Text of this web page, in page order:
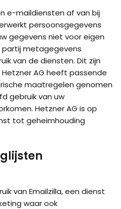
e-maildiensten af van bij
persoonsgegevens
gegevens niet voor eigen
partij metagegevens
van de diensten. Dit zijn
AG heeft passende
maatregelen genomen
gebruik van uw
Hetzner AG is op
tot geheimhouding
van Emailzilla, een dienst
waar ook